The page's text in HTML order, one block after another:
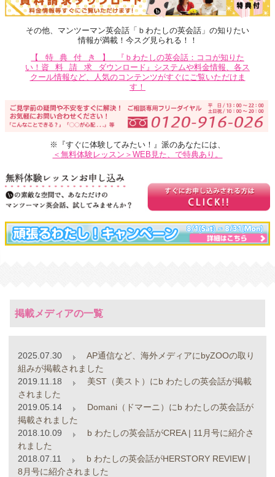
その他、マンツーマン英会話「ｂわたしの英会話」の知りたい
情報が満載！今スグ見られる！！
【特典付き】
『ｂわたしの英会話：ココが知りた
い！ 資料請求 ダウンロード』システムや料金情報、各ス
クール情報など、人気のコンテンツがすぐにご覧いただけま
す！
※『すぐに体験してみたい！』派のあなたには、
＜無料体験レッスン＞WEB見た、で特典あり。
掲載メディアの一覧
2025.07.30
AP通信など、海外メディアにbyZOOの取り
組みが掲載されました
2019.11.18
美ST（美スト）にb わたしの英会話が掲載
されました
2019.05.14
Domani（ドマーニ）にb わたしの英会話が
掲載されました
2018.10.09
b わたしの英会話がCREA | 11月号に紹介さ
れました
2018.07.11
b わたしの英会話がHERSTORY REVIEW |
8月号に紹介されました